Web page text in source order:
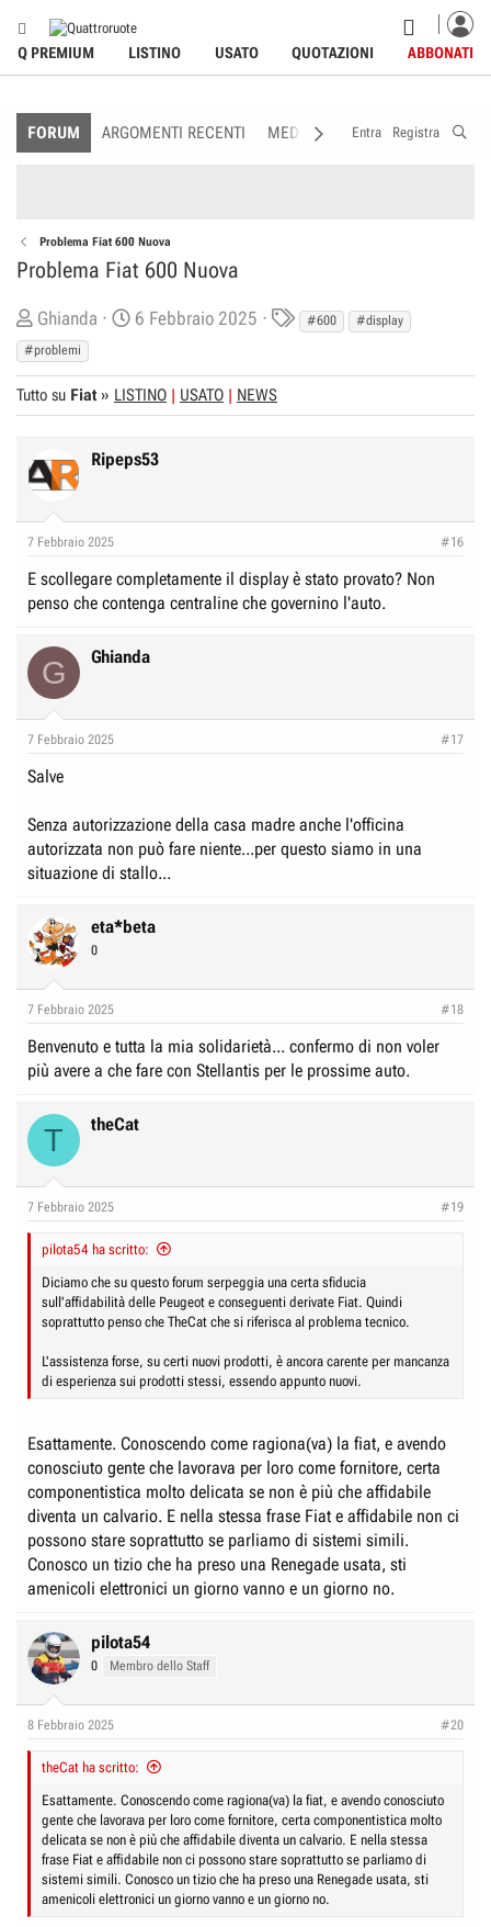
Q PREMIUM LISTINO USATO QUOTAZIONI ABBONATI
FORUM ARGOMENTI RECENTI MEDIA MEMBRI
Entra Registra
Problema Fiat 600 Nuova
Problema Fiat 600 Nuova
C
r
e
a
t
r
D
s
c
s
o
Ghianda
D
t
a
d
i
i
o
6 Febbraio 2025
T
g
#600
#display
#problemi
Tutto su Fiat» LISTINO USATO NEWS
Ripeps53
7 Febbraio 2025 #16
E scollegare completamente il display è stato provato? Non
penso che contenga centraline che governino l'auto.
G Ghianda
7 Febbraio 2025 #17
Salve
Senza autorizzazione della casa madre anche l'officina
autorizzata non può fare niente...per questo siamo in una
situazione di stallo...
eta*beta
0
7 Febbraio 2025 #18
Benvenuto e tutta la mia solidarietà... confermo di non voler
più avere a che fare con Stellantis per le prossime auto.
T theCat
7 Febbraio 2025 #19
pilota54 ha scritto:
Diciamo che su questo forum serpeggia una certa sfiducia
sull'affidabilità delle Peugeot e conseguenti derivate Fiat. Quindi
soprattutto penso che TheCat che si riferisca al problema tecnico.
L'assistenza forse, su certi nuovi prodotti, è ancora carente per mancanza
di esperienza sui prodotti stessi, essendo appunto nuovi.
Esattamente. Conoscendo come ragiona(va) la fiat, e avendo
conosciuto gente che lavorava per loro come fornitore, certa
componentistica molto delicata se non è più che affidabile
diventa un calvario. E nella stessa frase Fiat e affidabile non ci
possono stare soprattutto se parliamo di sistemi simili.
Conosco un tizio che ha preso una Renegade usata, sti
amenicoli elettronici un giorno vanno e un giorno no.
pilota54
0 Membro dello Staff
8 Febbraio 2025 #20
theCat ha scritto:
Esattamente. Conoscendo come ragiona(va) la fiat, e avendo conosciuto
gente che lavorava per loro come fornitore, certa componentistica molto
delicata se non è più che affidabile diventa un calvario. E nella stessa
frase Fiat e affidabile non ci possono stare soprattutto se parliamo di
sistemi simili. Conosco un tizio che ha preso una Renegade usata, sti
amenicoli elettronici un giorno vanno e un giorno no.